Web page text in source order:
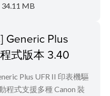
34.11 MB
Generic Plus
式版本 3.40
Plus UFR II 印表機驅
程式支援多種 Canon 裝